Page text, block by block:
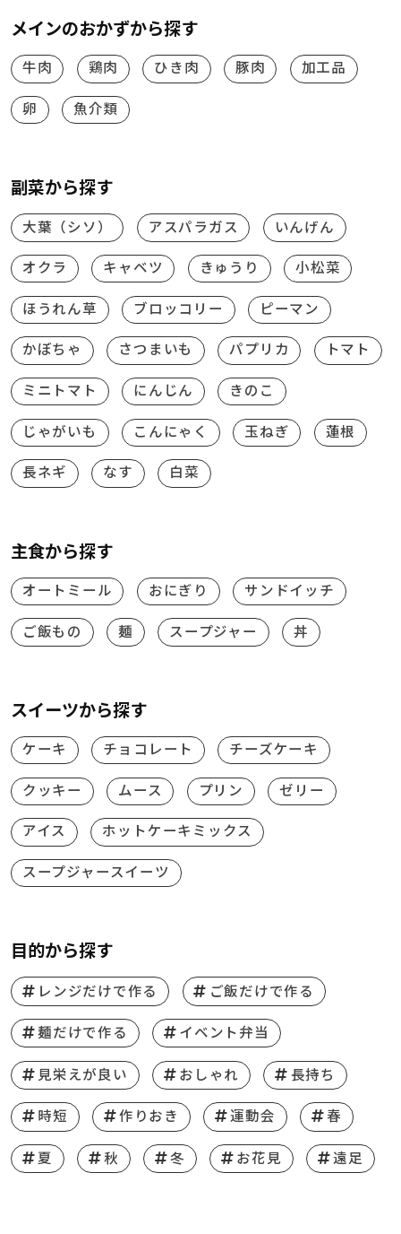
メインのおかずから探す
牛肉 鶏肉 ひき肉 豚肉 加工品
卵 魚介類
副菜から探す
大葉（シソ） アスパラガス いんげん
オクラ キャベツ きゅうり 小松菜
ほうれん草 ブロッコリー ピーマン
かぼちゃ さつまいも パプリカ トマト
ミニトマト にんじん きのこ
じゃがいも こんにゃく 玉ねぎ 蓮根
長ネギ なす 白菜
主食から探す
オートミール おにぎり サンドイッチ
ご飯もの 麺 スープジャー 丼
スイーツから探す
ケーキ チョコレート チーズケーキ
クッキー ムース プリン ゼリー
アイス ホットケーキミックス
スープジャースイーツ
目的から探す
レンジだけで作る ご飯だけで作る
麺だけで作る イベント弁当
見栄えが良い おしゃれ 長持ち
時短 作りおき 運動会 春
夏 秋 冬 お花見 遠足